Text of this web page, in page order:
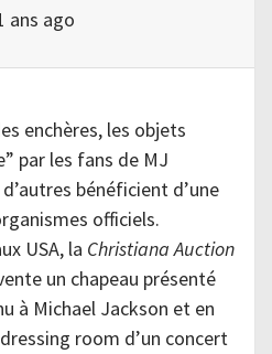
ans ago
enchères, les objets
par les fans de MJ
bénéficient d’une
officiels.
USA, la Christiana Auction
un chapeau présenté
à Michael Jackson et en
room d’un concert